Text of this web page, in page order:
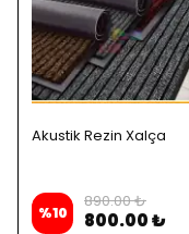
Akustik Rezin Xalça
%10
890.00 ₺
800.00 ₺